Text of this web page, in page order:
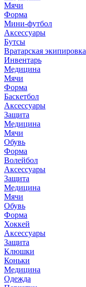
Мячи
Форма
Мини-футбол
Аксессуары
Бутсы
Вратарская экипировка
Инвентарь
Медицина
Мячи
Форма
Баскетбол
Аксессуары
Защита
Медицина
Мячи
Обувь
Форма
Волейбол
Аксессуары
Защита
Медицина
Мячи
Обувь
Форма
Хоккей
Аксессуары
Защита
Клюшки
Коньки
Медицина
Одежда